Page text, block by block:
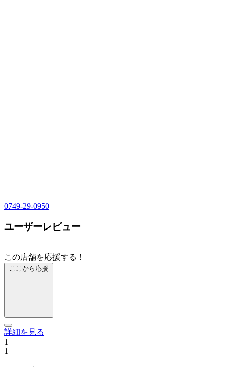
0749-29-0950
ユーザーレビュー
この店舗を応援する！
ここから応援
詳細を見る
1
1